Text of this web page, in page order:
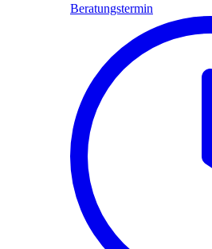
Beratungstermin